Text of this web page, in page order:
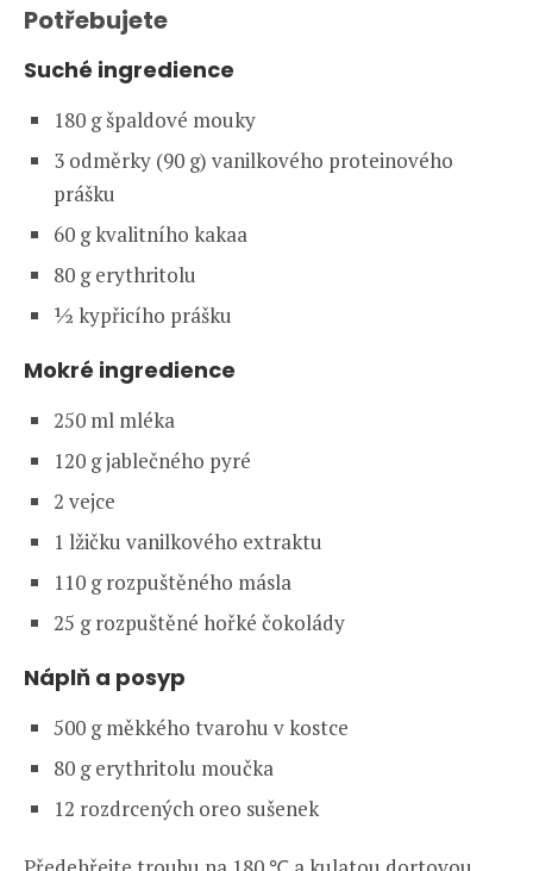
Potřebujete
Suché ingredience
180 g špaldové mouky
3 odměrky (90 g) vanilkového proteinového
prášku
60 g kvalitního kakaa
80 g erythritolu
½ kypřicího prášku
Mokré ingredience
250 ml mléka
120 g jablečného pyré
2 vejce
1 lžičku vanilkového extraktu
110 g rozpuštěného másla
25 g rozpuštěné hořké čokolády
Náplň a posyp
500 g měkkého tvarohu v kostce
80 g erythritolu moučka
12 rozdrcených oreo sušenek